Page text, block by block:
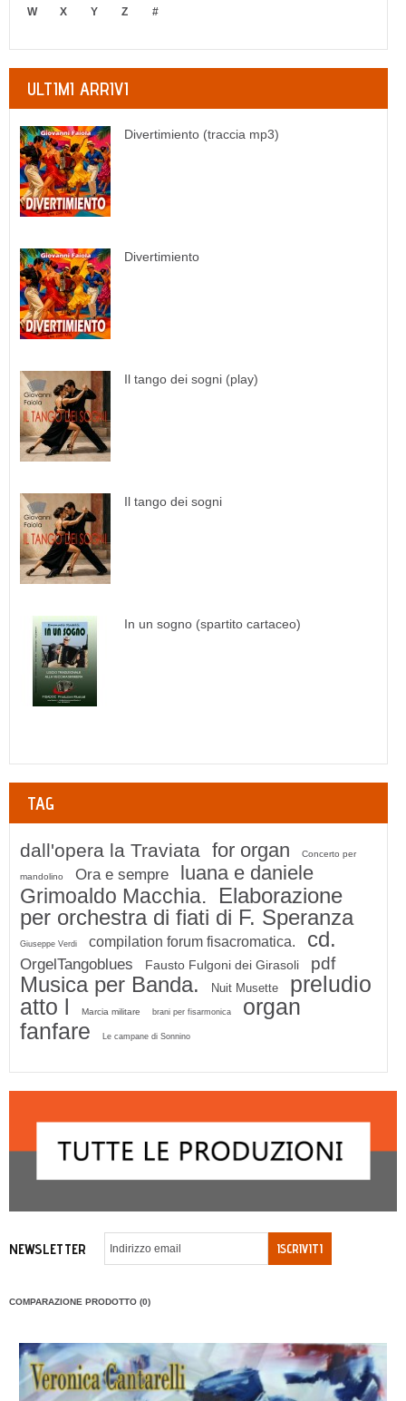
W
X Y Z #
ULTIMI ARRIVI
Divertimiento (traccia mp3)
Divertimiento
Il tango dei sogni (play)
Il tango dei sogni
In un sogno (spartito cartaceo)
TAG
dall'opera la Traviata for organ Concerto per
mandolino Ora e sempre luana e daniele
Grimoaldo Macchia.
Elaborazione
per orchestra di fiati di F. Speranza
Giuseppe Verdi compilation forum fisacromatica. cd.
OrgelTangoblues Fausto Fulgoni dei Girasoli pdf
Musica per Banda. Nuit Musette
preludio
atto l
Marcia militare brani per fisarmonica
organ
fanfare
Le campane di Sonnino
NEWSLETTER ISCRIVITI
COMPARAZIONE PRODOTTO (0)